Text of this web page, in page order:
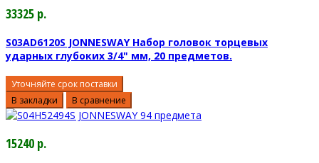
33325 р.
S03AD6120S JONNESWAY Набор головок торцевых
ударных глубоких 3/4" мм, 20 предметов.
Уточняйте срок поставки
В закладки
В сравнение
15240 р.